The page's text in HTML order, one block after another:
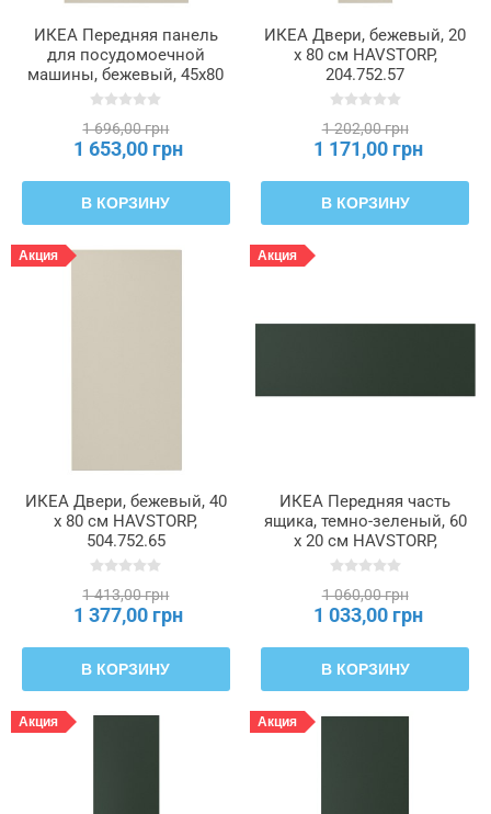
ИКЕА Передняя панель
для посудомоечной
машины, бежевый, 45x80
см HAVSTORP, 604.752.84
1 696,00 грн
1 653,00 грн
В КОРЗИНУ
ИКЕА Двери, бежевый, 20
x 80 см HAVSTORP,
204.752.57
1 202,00 грн
1 171,00 грн
В КОРЗИНУ
Акция
ИКЕА Двери, бежевый, 40
x 80 см HAVSTORP,
504.752.65
1 413,00 грн
1 377,00 грн
В КОРЗИНУ
Акция
ИКЕА Передняя часть
ящика, темно-зеленый, 60
x 20 см HAVSTORP,
505.683.87
1 060,00 грн
1 033,00 грн
В КОРЗИНУ
Акция Акция